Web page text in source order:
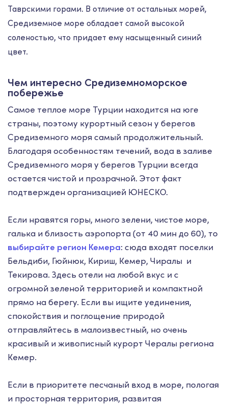
Таврскими горами. В отличие от остальных морей,
Средиземное море обладает самой высокой
соленостью, что придает ему насыщенный синий
цвет.
Чем интересно Средиземноморское
побережье
Самое теплое море Турции находится на юге
страны, поэтому курортный сезон у берегов
Средиземного моря самый продолжительный.
Благодаря особенностям течений, вода в заливе
Средиземного моря у берегов Турции всегда
остается чистой и прозрачной. Этот факт
подтвержден организацией ЮНЕСКО.
Если нравятся горы, много зелени, чистое море,
галька и близость аэропорта (от 40 мин до 60), то
выбирайте регион Кемера: сюда входят поселки
Бельдиби, Гюйнюк, Кириш, Кемер, Чиралы и
Текирова. Здесь отели на любой вкус и с
огромной зеленой территорией и компактной
прямо на берегу. Если вы ищите уединения,
спокойствия и поглощение природой
отправляйтесь в малоизвестный, но очень
красивый и живописный курорт Чералы региона
Кемер.
Если в приоритете песчаный вход в море, пологая
и просторная территория, развитая